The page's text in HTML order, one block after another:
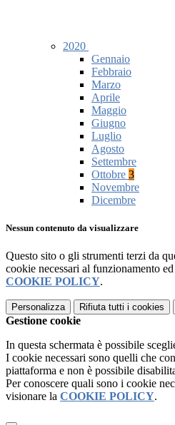
2020
Gennaio
Febbraio
Marzo
Aprile
Maggio
Giugno
Luglio
Agosto
Settembre
Ottobre 3
Novembre
Dicembre
Nessun contenuto da visualizzare
Questo sito o gli strumenti terzi da
cookie necessari al funzionamento
COOKIE POLICY.
Personalizza Rifiuta tutti i cookies
Gestione cookie
In questa schermata è possibile
I cookie necessari sono quelli che
piattaforma e non è possibile
Per conoscere quali sono i cookie
visionare la COOKIE POLICY.